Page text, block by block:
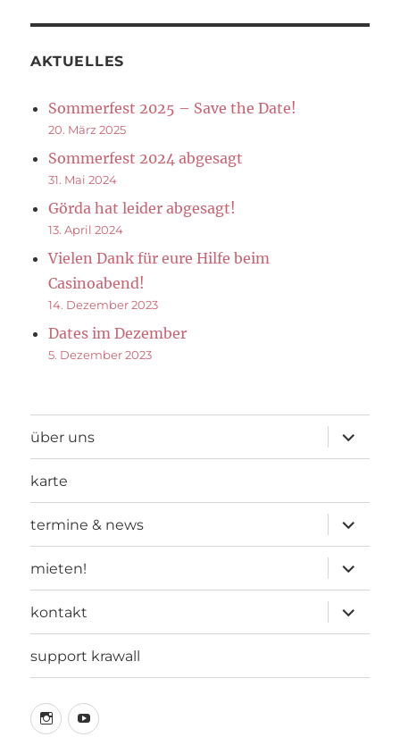
AKTUELLES
Sommerfest 2025 – Save the Date!
20. März 2025
Sommerfest 2024 abgesagt
31. Mai 2024
Görda hat leider abgesagt!
13. April 2024
Vielen Dank für eure Hilfe beim
Casinoabend!
14. Dezember 2023
Dates im Dezember
5. Dezember 2023
über uns
öffnen
karte
termine & news
öffnen
mieten!
öffnen
kontakt
öffnen
support krawall
instagram
youtube